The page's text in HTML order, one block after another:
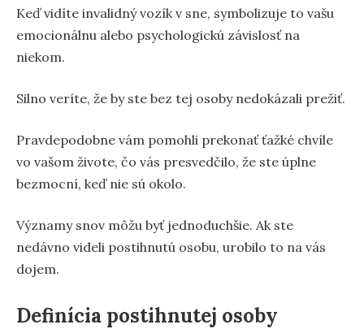
Keď vidíte invalidný vozík v sne, symbolizuje to vašu
emocionálnu alebo psychologickú závislosť na
niekom.
Silno veríte, že by ste bez tej osoby nedokázali prežiť.
Pravdepodobne vám pomohli prekonať ťažké chvíle
vo vašom živote, čo vás presvedčilo, že ste úplne
bezmocní, keď nie sú okolo.
Významy snov môžu byť jednoduchšie. Ak ste
nedávno videli postihnutú osobu, urobilo to na vás
dojem.
Definícia postihnutej osoby